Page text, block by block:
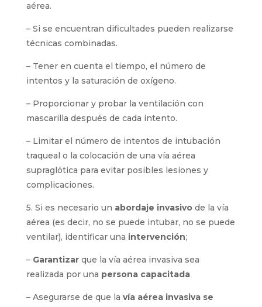
aérea.
– Si se encuentran dificultades pueden realizarse
técnicas combinadas.
– Tener en cuenta el tiempo, el número de
intentos y la saturación de oxígeno.
– Proporcionar y probar la ventilación con
mascarilla después de cada intento.
– Limitar el número de intentos de intubación
traqueal o la colocación de una vía aérea
supraglótica para evitar posibles lesiones y
complicaciones.
5. Si es necesario un abordaje invasivo de la vía
aérea (es decir, no se puede intubar, no se puede
ventilar), identificar una intervención;
– Garantizar que la vía aérea invasiva sea
realizada por una persona capacitada
– Asegurarse de que la vía aérea invasiva se